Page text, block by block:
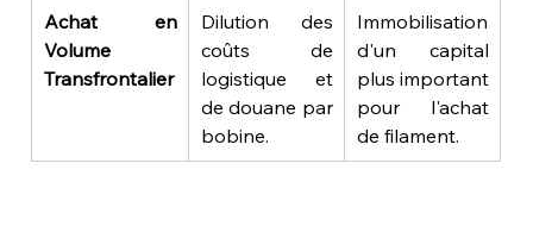
Achat en
Volume
Transfrontalier
Dilution des
coûts de
logistique et
de douane par
bobine.
Immobilisation
d'un capital
plus important
pour l'achat
de filament.